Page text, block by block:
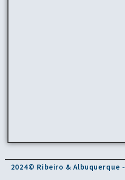
2024© Ribeiro & Albuquerque